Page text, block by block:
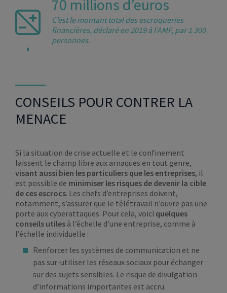
70 millions d’euros
C’est le montant total des escroqueries
financières, déclaré en 2019 à l’AMF, par 1 300
personnes.
CONSEILS POUR CONTRER LA
MENACE
Si la situation de crise actuelle et le confinement
laissent le champ libre aux arnaques en tout genre,
visant aussi bien les particuliers que les entreprises, il
est possible de minimiser les risques de devenir la cible
de ces escrocs. Les chefs d’entreprises doivent,
notamment, s’assurer que le télétravail n’ouvre pas une
porte aux cyberattaques. Pour cela, voici quelques
conseils utiles à l’échelle d’une entreprise, comme à
l’échelle individuelle :
Renforcer les systèmes de communication et ne
pas sur-utiliser les réseaux sociaux pour échanger
sur des sujets sensibles. Le risque de divulgation
d’informations importantes est accru.